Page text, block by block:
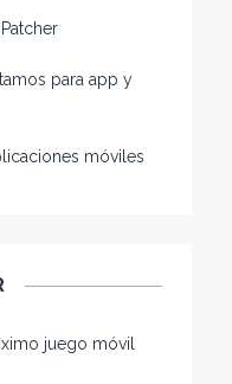
para app y
móviles
juego móvil